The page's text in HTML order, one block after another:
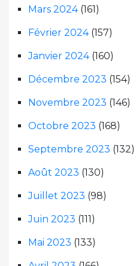
Mars 2024(161)
Février 2024(157)
Janvier 2024(160)
Décembre 2023 (154)
Novembre 2023 (146)
Octobre 2023 (168)
Septembre 2023 (132)
Août 2023 (130)
Juillet 2023 (98)
Juin 2023 (111)
Mai 2023 (133)